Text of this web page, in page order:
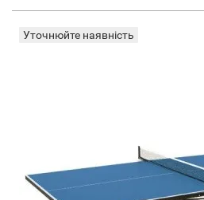
Уточнюйте наявність